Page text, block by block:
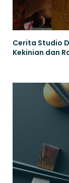
Cerita Studio
Kekinian dan